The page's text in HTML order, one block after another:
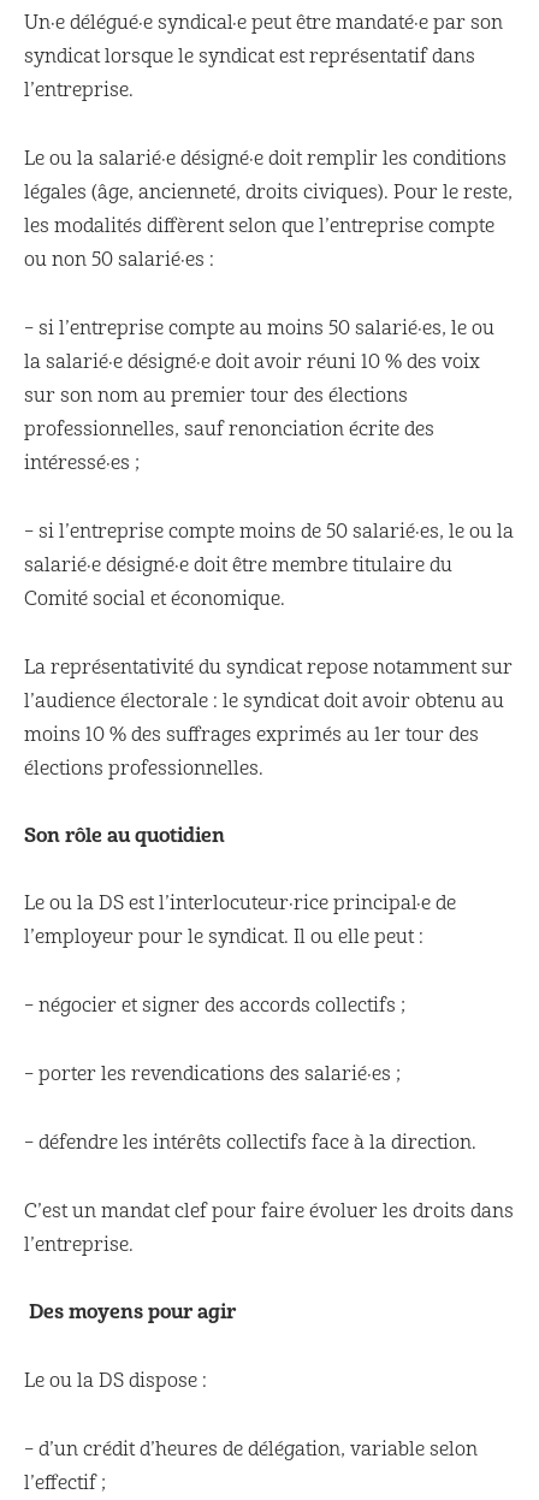
Un·e délégué·e syndical·e peut être mandaté·e par son
syndicat lorsque le syndicat est représentatif dans
l’entreprise.
Le ou la salarié·e désigné·e doit remplir les conditions
légales (âge, ancienneté, droits civiques). Pour le reste,
les modalités diffèrent selon que l’entreprise compte
ou non 50 salarié·es :
– si l’entreprise compte au moins 50 salarié·es, le ou
la salarié·e désigné·e doit avoir réuni 10 % des voix
sur son nom au premier tour des élections
professionnelles, sauf renonciation écrite des
intéressé·es ;
– si l’entreprise compte moins de 50 salarié·es, le ou la
salarié·e désigné·e doit être membre titulaire du
Comité social et économique.
La représentativité du syndicat repose notamment sur
l’audience électorale : le syndicat doit avoir obtenu au
moins 10 % des suffrages exprimés au 1er tour des
élections professionnelles.
Son rôle au quotidien
Le ou la DS est l’interlocuteur·rice principal·e de
l’employeur pour le syndicat. Il ou elle peut :
– négocier et signer des accords collectifs ;
– porter les revendications des salarié·es ;
– défendre les intérêts collectifs face à la direction.
C’est un mandat clef pour faire évoluer les droits dans
l’entreprise.
Des moyens pour agir
Le ou la DS dispose :
– d’un crédit d’heures de délégation, variable selon
l’effectif ;